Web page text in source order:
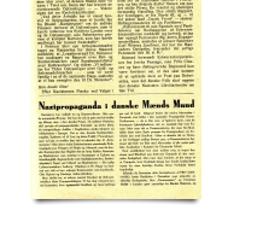
J
Jacobsen, Carl Werner
Meissner, Gustav, presseattaché
Randers Social-Demokrat
T
Ørs, J.H.P, direktør